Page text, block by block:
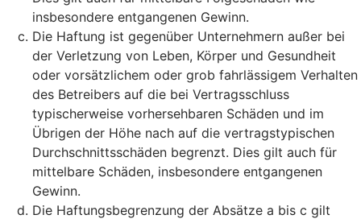
insbesondere entgangenen Gewinn.
Die Haftung ist gegenüber Unternehmern außer bei
der Verletzung von Leben, Körper und Gesundheit
oder vorsätzlichem oder grob fahrlässigem Verhalten
des Betreibers auf die bei Vertragsschluss
typischerweise vorhersehbaren Schäden und im
Übrigen der Höhe nach auf die vertragstypischen
Durchschnittsschäden begrenzt. Dies gilt auch für
mittelbare Schäden, insbesondere entgangenen
Gewinn.
Die Haftungsbegrenzung der Absätze a bis c gilt